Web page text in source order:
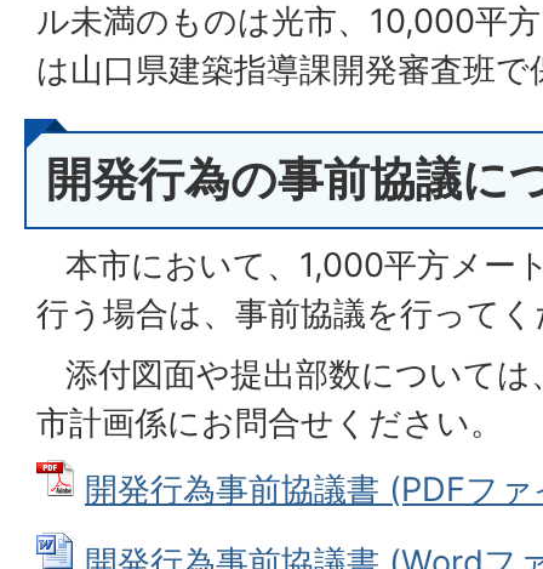
ル未満のものは光市、10,000平
は山口県建築指導課開発審査班
開発行為の事前協議に
本市において、1,000平方メー
行う場合は、事前協議を行って
添付図面や提出部数については
市計画係にお問合せください。
開発行為事前協議書 (PDFフ